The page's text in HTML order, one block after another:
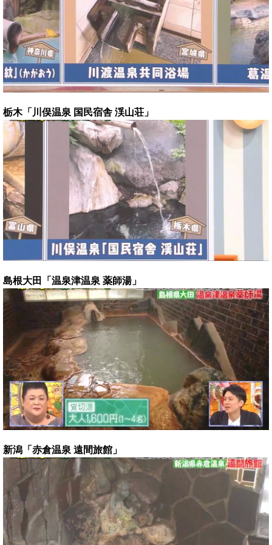
栃木「川俣温泉 国民宿舎 渓山荘」
島根大田「温泉津温泉 薬師湯」
新潟「赤倉温泉 遠間旅館」